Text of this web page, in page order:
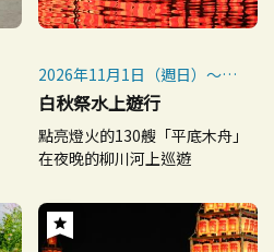
2026年11月1日（週日）～3
日（週二・國定假日）
行
白秋祭水上遊行
點亮燈火的130艘「平底木舟」
在夜晚的柳川河上巡遊